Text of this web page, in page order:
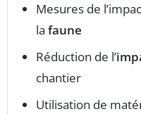
Mesures de
la faune
Réduction de l’
chantier
Utilisation de